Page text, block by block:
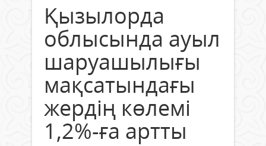
Қызылорда
облысында ауыл
шаруашылығы
мақсатындағы
жердің көлемі
1,2%-ға артты